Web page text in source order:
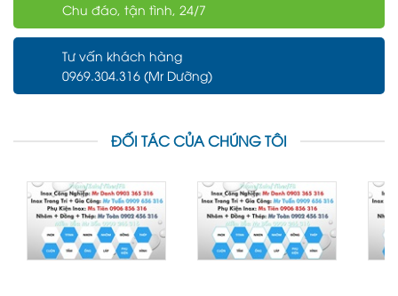
Chu đáo, tận tình, 24/7
Tư vấn khách hàng
0969.304.316 (Mr Dưỡng)
ĐỐI TÁC CỦA CHÚNG TÔI